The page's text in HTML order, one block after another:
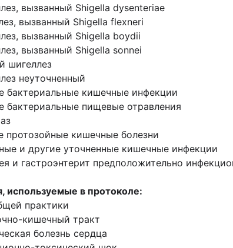
вызванный Shigella dysenteriae
вызванный Shigella flexneri
вызванный Shigella boydii
вызванный Shigella sonnei
шигеллез
неуточненный
бактериальные кишечные инфекции
бактериальные пищевые отравления
протозойные кишечные болезни
и другие уточненные кишечные инфекции
и гастроэнтерит предположительно
используемые в протоколе:
практики
кишечный тракт
болезнь сердца